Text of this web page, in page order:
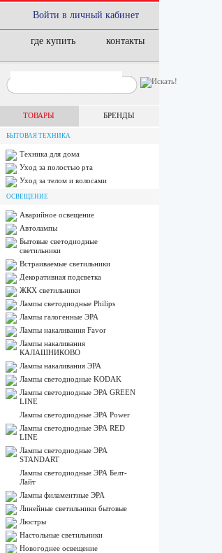
Войти в личный кабинет
где купить контакты
ТОВАРЫ БРЕНДЫ
БЫТОВАЯ ТЕХНИКА
Техника для дома
Уход за полостью рта
Уход за телом и волосами
ОСВЕЩЕНИЕ
Аварийное освещение
Автолампы
Бытовые светодиодные
светильники
Встраиваемые светильники
Декоративная подсветка
ЖКХ светильники
Лампы cветодиодные Philips
Лампы галогенные ЭРА
Лампы накаливания Favor
Лампы накаливания
КАЛАШНИКОВО
Лампы накаливания ЭРА
Лампы светодиодные KODAK
Лампы светодиодные ЭРА GREEN
LINE
Лампы светодиодные ЭРА Power
Лампы светодиодные ЭРА RED
LINE
Лампы светодиодные ЭРА
STANDART
Лампы светодиодные ЭРА Белт-
Лайт
Лампы филаментные ЭРА
Линейные светильники бытовые
Люстры
Настольные светильники
Новогоднее освещение